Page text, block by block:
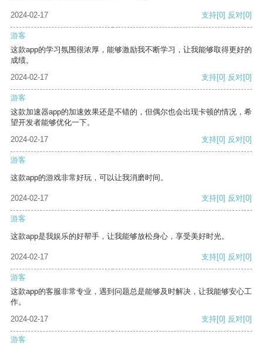
2024-02-17 支持[0] 反对[0]
游客
这款app的学习氛围很浓厚，能够激励我不断学习，让我能够取得更好的
成绩。
2024-02-17
支持[0] 反对[0]
游客
这款加速器app的加速效果还是不错的，但偶尔也会出现卡顿的情况，希
望开发者能够优化一下。
2024-02-17
支持[0] 反对[0]
游客
这款app的游戏非常好玩，可以让我消磨时间。
2024-02-17 支持[0] 反对[0]
游客
这款app是我娱乐的好帮手，让我能够放松身心，享受美好时光。
2024-02-17 支持[0] 反对[0]
游客
这款app的客服非常专业，遇到问题总是能够及时解决，让我能够安心工
作。
2024-02-17
支持[0] 反对[0]
游客